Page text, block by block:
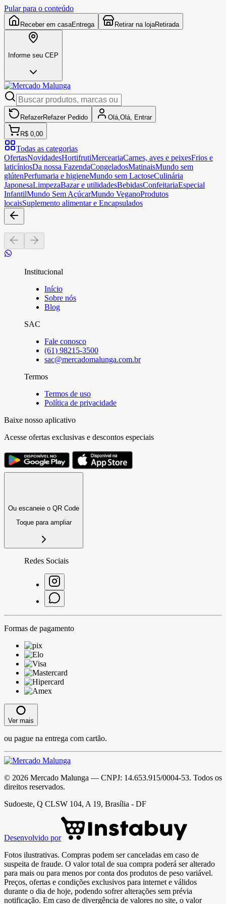
Pular para o conteúdo
Receber em casaEntrega Retirar na lojaRetirada
Informe seu CEP
RefazerRefazer Pedido Olá, Olá, Entrar
R$ 0,00
Todas as categorias
OfertasNovidadesHortifrutiMerceariaCarnes, aves e peixesFrios e
laticíniosDa nossa FazendaCongeladosMatinaisMundo sem
glútenPerfumaria e higieneMundo sem LactoseCulinária
JaponesaLimpezaBazar e utilidadesBebidasConfeitariaEspecial
InfantilMundo Sem AçúcarMundo VeganoProdutos
locaisSuplemento alimentar e Encapsulados
Institucional
Início
Sobre nós
Blog
SAC
Fale conosco
(61) 98215-3500
sac@mercadomalunga.com.br
Termos
Termos de uso
Política de privacidade
Baixe nosso aplicativo
Acesse ofertas exclusivas e descontos especiais
Ou escaneie o QR Code
Toque para ampliar
Redes Sociais
Formas de pagamento
Ver mais
ou pague na entrega com cartão.
© 2026 Mercado Malunga — CNPJ: 14.653.915/0004-53. Todos os
direitos reservados.
Sudoeste, Q CLSW 104, A 19, Brasília - DF
Desenvolvido por
Fotos ilustrativas. Compras podem ser canceladas em caso de
suspeita de fraude. O valor total de sua compra poderá ser alterado
para mais ou para menos por conta dos produtos de peso variável.
Preços, ofertas e condições exclusivos para internet e válidos
durante o dia de hoje, podendo sofrer alterações sem prévia
notificação. Em caso de divergência de valores no site, o valor